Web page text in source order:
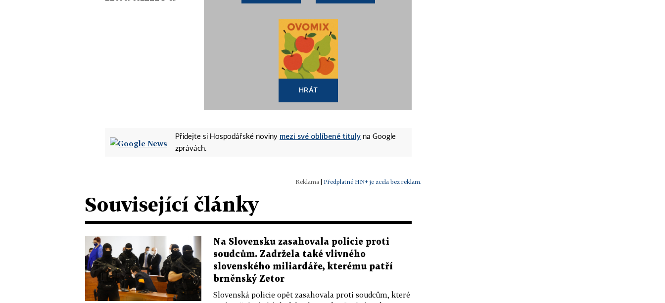
HRÁT
Přidejte si Hospodářské noviny mezi své oblíbené tituly na Google
zprávách.
| Předplatné HN+ je zcela bez reklam.
Související články
Na Slovensku zasahovala policie proti
soudcům. Zadržela také vlivného
slovenského miliardáře, kterému patří
brněnský Zetor
Slovenská policie opět zasahovala proti soudcům, které